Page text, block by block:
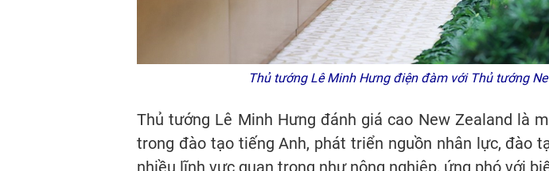
Thủ tướng Lê Minh Hưng điện đàm với Thủ tướng
Thủ tướng Lê Minh Hưng đánh giá cao New Zealand là
trong đào tạo tiếng Anh, phát triển nguồn nhân lực, đào
nhiều lĩnh vực quan trọng như nông nghiệp, ứng phó với